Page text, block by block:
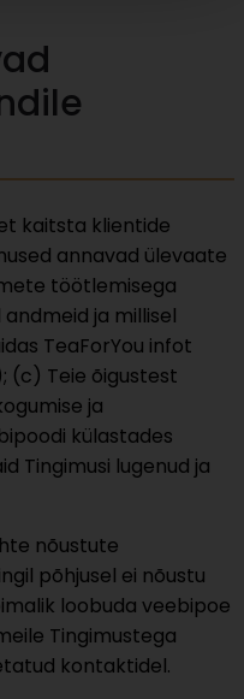
kaitsta klientide
annavad ülevaate
töötlemisega
ja millisel
TeaForYou infot
(c) Teie õigustest
ja
külastades
Tingimusi lugenud ja
nõustute
põhjusel ei nõustu
loobuda veebipoe
Tingimustega
kontaktidel.